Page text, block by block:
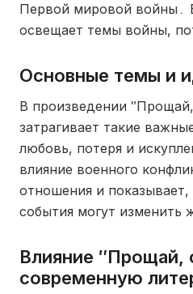
Первой мировой войны․
освещает темы войны,
Основные темы и
В произведении
затрагивает такие
любовь, потеря и
влияние военного
отношения и
события могут изменить
Влияние ″Прощай,
современную